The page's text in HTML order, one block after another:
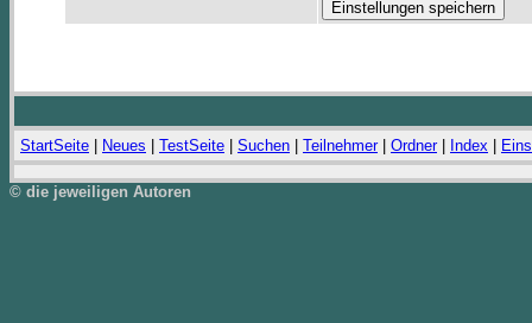
StartSeite Neues TestSeite Suchen Teilnehmer| Ordner| Index
© die jeweiligen Autoren